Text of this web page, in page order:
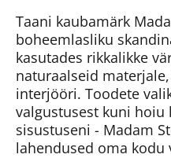
Taani kaubamärk
boheemlasliku
kasutades rikkalikke
naturaalseid
interjööri. Toodete
valgustusest kuni
sisustuseni - Madam
lahendused oma kodu